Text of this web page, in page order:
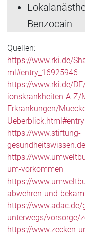
Benzocain
Quellen:
https://www.rki.de/
ml#entry_16925946
https://www.rki.de/
ionskrankheiten-A-Z/
Erkrankungen/
https://www.stiftung-
https://
um-vorkommen
https://
abwehren-und-
https://
unterwegs/vorsorge/
https://www.zecken-